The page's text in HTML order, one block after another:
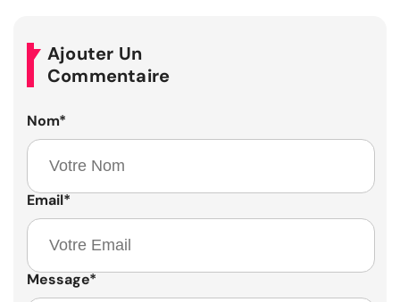
Ajouter Un
Commentaire
Nom*
Email*
Message*